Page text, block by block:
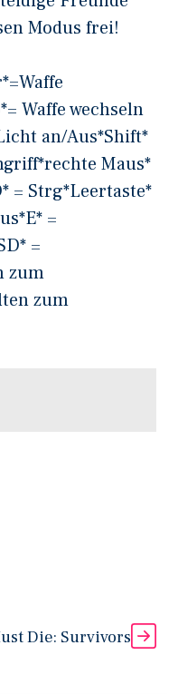
Modus frei!
Waffe wechseln
an/Aus*Shift*
Maus*
= Strg*Leertaste*
=
=
zum
zum
Die: Survivors